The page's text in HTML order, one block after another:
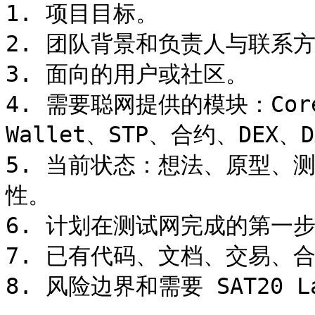
1. 项目目标。
2. 团队背景和负责人与联系
3. 面向的用户或社区。
4. 需要聪网提供的模块：
Wallet、STP、合约、DEX、
5. 当前状态：想法、原型、
性。
6. 计划在测试网完成的第一
7. 已有代码、文档、交易、
8. 风险边界和需要 SAT20